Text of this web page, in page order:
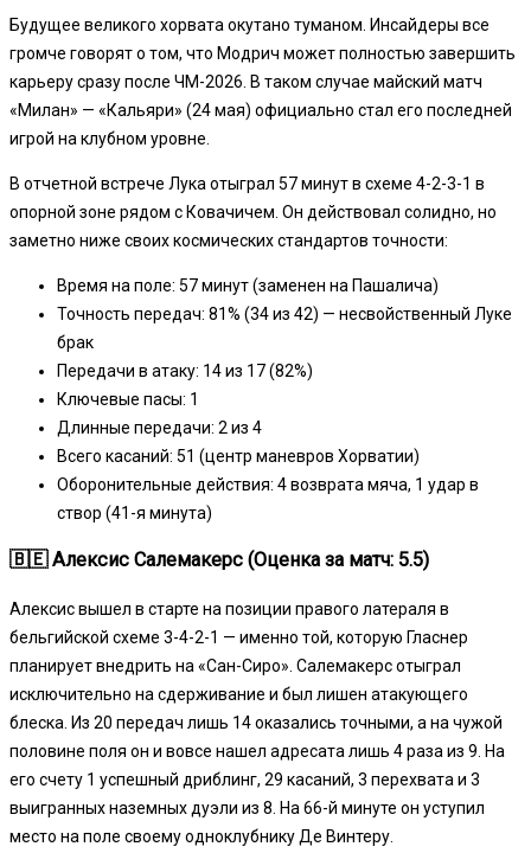
Будущее великого хорвата окутано туманом. Инсайдеры все
громче говорят о том, что Модрич может полностью завершить
карьеру сразу после ЧМ-2026. В таком случае майский матч
«Милан» — «Кальяри» (24 мая) официально стал его последней
игрой на клубном уровне.
В отчетной встрече Лука отыграл 57 минут в схеме 4-2-3-1 в
опорной зоне рядом с Ковачичем. Он действовал солидно, но
заметно ниже своих космических стандартов точности:
Время на поле: 57 минут (заменен на Пашалича)
Точность передач: 81% (34 из 42) — несвойственный Луке
брак
Передачи в атаку: 14 из 17 (82%)
Ключевые пасы: 1
Длинные передачи: 2 из 4
Всего касаний: 51 (центр маневров Хорватии)
Оборонительные действия: 4 возврата мяча, 1 удар в
створ (41-я минута)
🇧🇪 Алексис Салемакерс (Оценка за матч: 5.5)
Алексис вышел в старте на позиции правого латераля в
бельгийской схеме 3-4-2-1 — именно той, которую Гласнер
планирует внедрить на «Сан-Сиро». Салемакерс отыграл
исключительно на сдерживание и был лишен атакующего
блеска. Из 20 передач лишь 14 оказались точными, а на чужой
половине поля он и вовсе нашел адресата лишь 4 раза из 9. На
его счету 1 успешный дриблинг, 29 касаний, 3 перехвата и 3
выигранных наземных дуэли из 8. На 66-й минуте он уступил
место на поле своему одноклубнику Де Винтеру.